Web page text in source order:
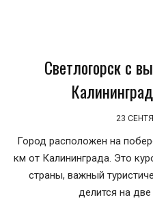
Светлогорск с
23
Город расположен на
км от Калининграда. Это
страны, важный
делится на